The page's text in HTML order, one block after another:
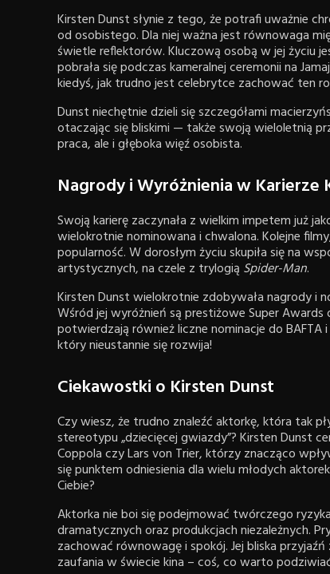
Kirsten Dunst słynie z tego, że potrafi uważnie
od osobistego. Dla niej ważna jest równowaga
świetle reflektorów. Kluczową osobą w jej życiu
pobrała się podczas kameralnej ceremonii na
kiedyś, jak trudno jest celebrytce zachować ten
Dunst niechętnie dzieli się szczegółami
otaczając się bliskimi — także swoją wieloletnią
praca, ale i głęboka więź osobista.
Nagrody i Wyróżnienia w Karierze
Swoją karierę zaczynała z wielkim impetem już
wielokrotnie nominowana i chwalona. Kolejne
popularność. W dorosłym życiu skupiła się na
artystycznych, na czele z trylogią Spider-Man.
Kirsten Dunst wielokrotnie zdobywała nagrody i
Wśród jej wyróżnień są prestiżowe Super Awards
potwierdzają również liczne nominacje do
który nieustannie się rozwija!
Ciekawostki o Kirsten Dunst
Czy wiesz, że trudno znaleźć aktorkę, która tak
stereotypu „dziecięcej gwiazdy”? Kirsten Dunst
Coppola czy Lars von Trier, którzy znacząco
się punktem odniesienia dla wielu młodych
Ciebie?
Aktorka nie boi się podejmować twórczego
dramatycznych oraz produkcjach niezależnych.
zachować równowagę i spokój. Jej bliska
zaufania w świecie kina – coś, co warto